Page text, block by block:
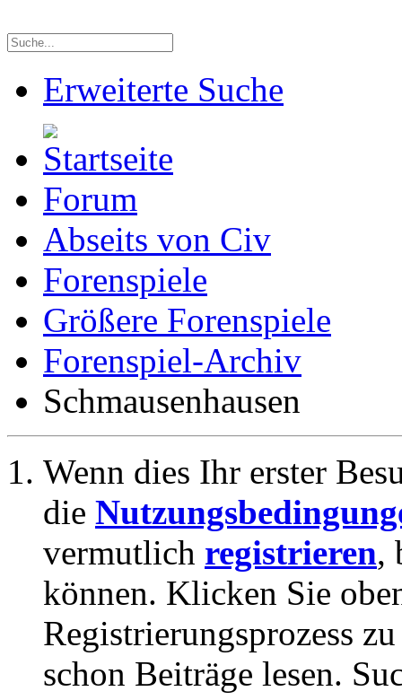
Erweiterte Suche
Forum
Abseits von Civ
Forenspiele
Größere Forenspiele
Forenspiel-Archiv
Schmausenhausen
Wenn dies Ihr erster
die
vermutlich registrieren,
können. Klicken Sie
Registrierungsprozess
schon Beiträge lesen.